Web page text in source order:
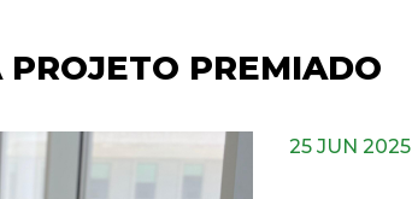
PREMIADO
25 JUN 2025